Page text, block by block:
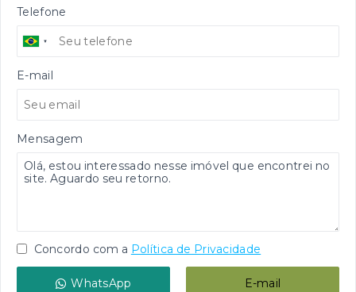
Telefone
E-mail
Mensagem
Concordo com a Política de Privacidade
WhatsApp E-mail